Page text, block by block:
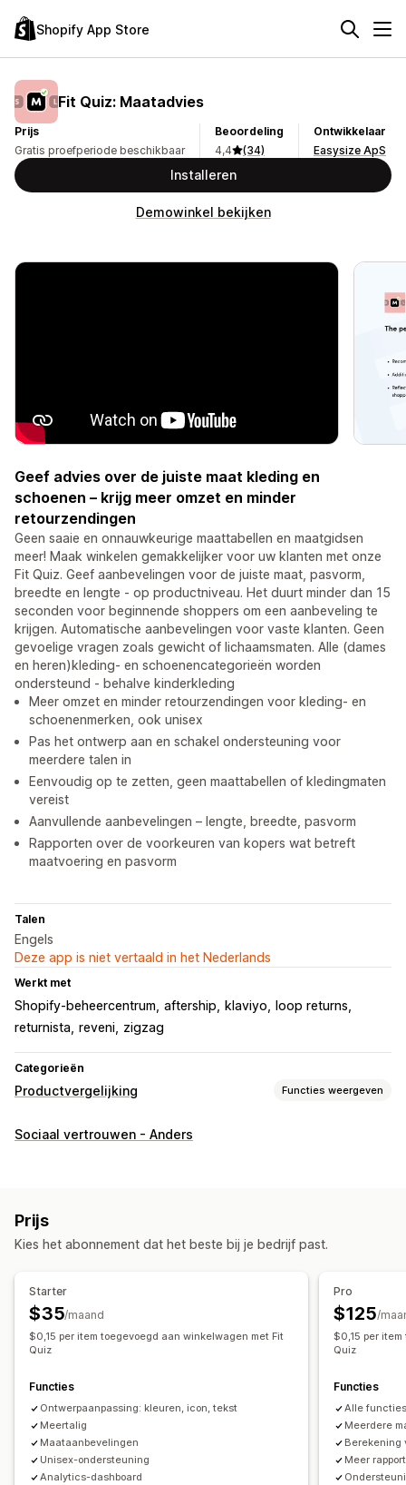
Shopify App Store
Fit Quiz: Maatadvies
Prijs
Gratis proefperiode beschikbaar
Beoordeling
4,4
(34)
Ontwikkelaar
Easysize ApS
Installeren
Demowinkel bekijken
Geef advies over de juiste maat kleding en
schoenen – krijg meer omzet en minder
retourzendingen
Geen saaie en onnauwkeurige maattabellen en maatgidsen
meer! Maak winkelen gemakkelijker voor uw klanten met onze
Fit Quiz. Geef aanbevelingen voor de juiste maat, pasvorm,
breedte en lengte - op productniveau. Het duurt minder dan 15
seconden voor beginnende shoppers om een ​​aanbeveling te
krijgen. Automatische aanbevelingen voor vaste klanten. Geen
gevoelige vragen zoals gewicht of lichaamsmaten. Alle (dames
en heren)kleding- en schoenencategorieën worden
ondersteund - behalve kinderkleding
Meer omzet en minder retourzendingen voor kleding- en
schoenenmerken, ook unisex
Pas het ontwerp aan en schakel ondersteuning voor
meerdere talen in
Eenvoudig op te zetten, geen maattabellen of kledingmaten
vereist
Aanvullende aanbevelingen – lengte, breedte, pasvorm
Rapporten over de voorkeuren van kopers wat betreft
maatvoering en pasvorm
Talen
Engels
Deze app is niet vertaald in het Nederlands
Werkt met
Shopify-beheercentrum aftership klaviyo
loop returns
returnista reveni zigzag
Categorieën
Productvergelijking Functies weergeven
Vergelijkingstools
Weergaveopties
Drag-and-drop-editor
Aangepaste CSS
Meerdere talen
Sociaal vertrouwen - Anders
Prijs
Kies het abonnement dat het beste bij je bedrijf past.
Starter
$35/maand
$0,15 per item toegevoegd aan winkelwagen met Fit
Quiz
Functies
Ontwerpaanpassing: kleuren, icon, tekst
Meertalig
Maataanbevelingen
Unisex-ondersteuning
Analytics-dashboard
Pro
$125/
$0,15 per
Quiz
Functies
Alle
Meerdere
Berekening
Meer